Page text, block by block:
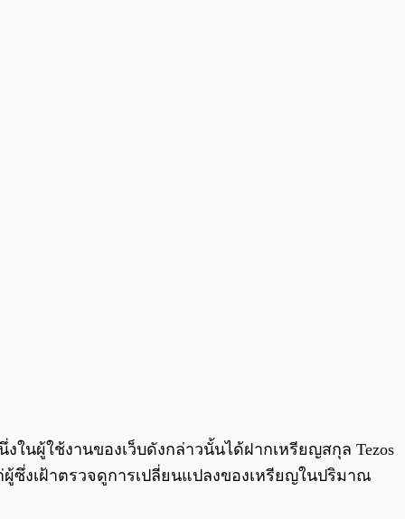
0:00
นผู้ใช้งานของเว็บดังกล่าวนั้นได้ฝากเหรียญสกุล Tezos
งเฝ้าตรวจดูการเปลี่ยนแปลงของเหรียญในปริมาณ